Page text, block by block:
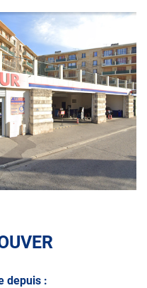
ou électriques
GPL/Gaz*
ou contrôle technique
depuis :